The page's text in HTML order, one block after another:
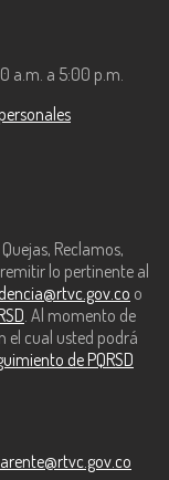
a.m. a 5:00 p.m.
Reclamos,
lo pertinente al
o
. Al momento de
el cual usted podrá
de PQRSD